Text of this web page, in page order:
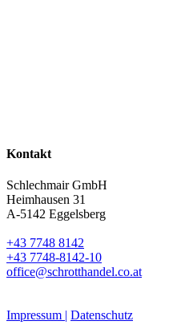
Kontakt
Schlechmair GmbH
Heimhausen 31
A-5142 Eggelsberg
+43 7748 8142
+43 7748-8142-10
office@schrotthandel.co.at
Impressum | Datenschutz